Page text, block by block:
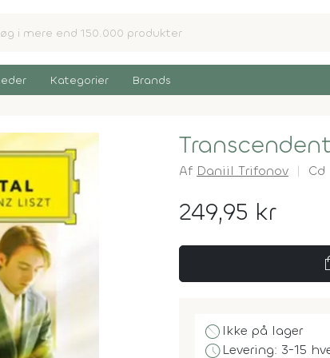
Kategorier Brands
Af Daniil Trifonov Cd
249,95 kr
block Ikke på lager
scheduleLevering: 3-15